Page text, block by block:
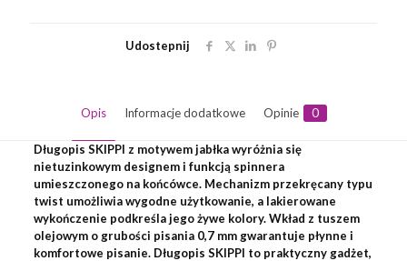
Udostepnij
Opis Informacje dodatkowe Opinie 0
Długopis SKIPPI z motywem jabłka wyróżnia się
nietuzinkowym designem i funkcją spinnera
umieszczonego na końcówce. Mechanizm przekręcany typu
twist umożliwia wygodne użytkowanie, a lakierowane
wykończenie podkreśla jego żywe kolory. Wkład z tuszem
olejowym o grubości pisania 0,7 mm gwarantuje płynne i
komfortowe pisanie. Długopis SKIPPI to praktyczny gadżet,